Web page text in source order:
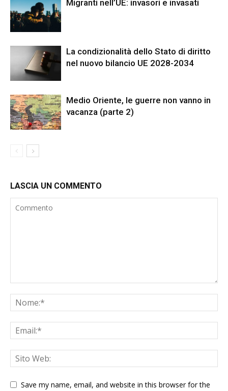
Migranti nell’UE: invasori e invasati
La condizionalità dello Stato di diritto
nel nuovo bilancio UE 2028-2034
Medio Oriente, le guerre non vanno in
vacanza (parte 2)
LASCIA UN COMMENTO
Save my name, email, and website in this browser for the